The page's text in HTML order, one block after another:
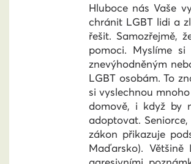
Hluboce nás Vaše
chránit LGBT lidi a
řešit. Samozřejmě,
pomoci. Myslíme
znevýhodněným
LGBT osobám. To
si vyslechnou
domově, i když by
adoptovat.
zákon přikazuje
Maďarsko).